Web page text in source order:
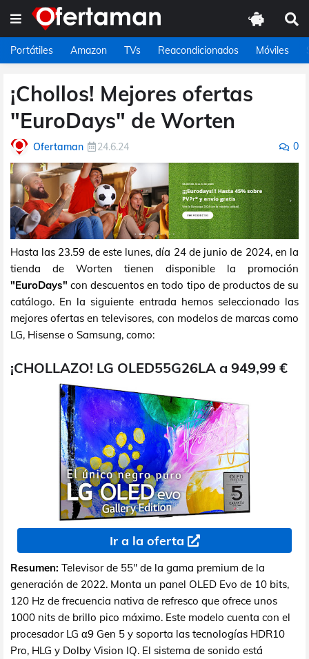
Portátiles Amazon TVs Reacondicionados Móviles
¡Chollos! Mejores ofertas
"EuroDays" de Worten
Ofertaman 24.6.24 0
Hasta las 23.59 de este lunes, día 24 de junio de 2024, en la
tienda de Worten tienen disponible la promoción
"EuroDays" con descuentos en todo tipo de productos de su
catálogo. En la siguiente entrada hemos seleccionado las
mejores ofertas en televisores, con modelos de marcas como
LG, Hisense o Samsung, como:
¡CHOLLAZO! LG OLED55G26LA a 949,99 €
Ir a la oferta
Resumen: Televisor de 55" de la gama premium de la
generación de 2022. Monta un panel OLED Evo de 10 bits,
120 Hz de frecuencia nativa de refresco que ofrece unos
1000 nits de brillo pico máximo. Este modelo cuenta con el
procesador LG α9 Gen 5 y soporta las tecnologías HDR10
Pro, HLG y Dolby Vision IQ. El sistema de sonido está